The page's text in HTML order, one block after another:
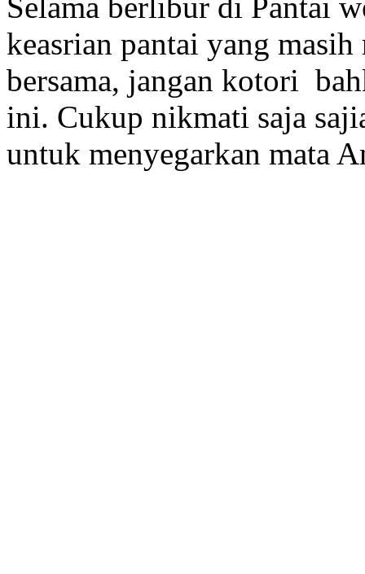
keasrian pantai yang
bersama, jangan kotori
ini. Cukup nikmati saja
untuk menyegarkan mata